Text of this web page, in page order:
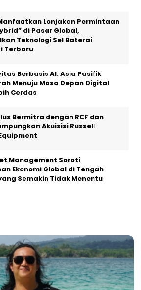
Lonjakan Permintaan
di Pasar Global,
Teknologi Sel Baterai
Terbaru
Berbasis AI: Asia Pasifik
Menuju Masa Depan Digital
Cerdas
Bermitra dengan RCF dan
Akuisisi Russell
Management Soroti
Ekonomi Global di Tengah
Semakin Tidak Menentu